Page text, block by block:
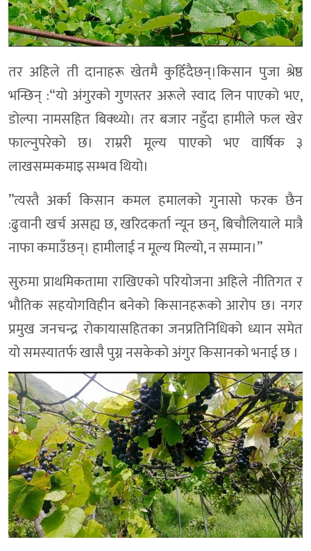
तर अहिले ती दानाहरू खेतमै कुहिँदैछन्।किसान पुजा श्रेष्ठ
भन्छिन् :“यो अंगुरको गुणस्तर अरूले स्वाद लिन पाएको भए,
डोल्पा नामसहित बिक्थ्यो। तर बजार नहुँदा हामीले फल खेर
फाल्नुपरेको छ। राम्ररी मूल्य पाएको भए वार्षिक ३
लाखसम्मकमाइ सम्भव थियो।
”त्यस्तै अर्का किसान कमल हमालको गुनासो फरक छैन
:ढुवानी खर्च असह्य छ, खरिदकर्ता न्यून छन्, बिचौलियाले मात्रै
नाफा कमाउँछन्। हामीलाई न मूल्य मिल्यो, न सम्मान।”
सुरुमा प्राथमिकतामा राखिएको परियोजना अहिले नीतिगत र
भौतिक सहयोगविहीन बनेको किसानहरूको आरोप छ। नगर
प्रमुख जनचन्द्र रोकायासहितका जनप्रतिनिधिको ध्यान समेत
यो समस्यातर्फ खासै पुग्न नसकेकाे अंगुर किसानकाे भनाई छ ।